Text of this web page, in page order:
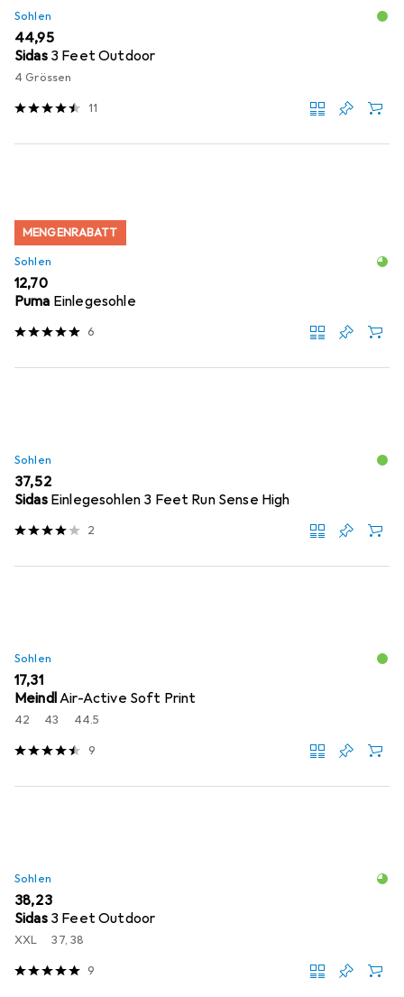
Sohlen
EUR
44,95
Sidas 3 Feet Outdoor
4 Grössen
11
MENGENRABATT
Sohlen
EUR
12,70
Puma Einlegesohle
6
Sohlen
EUR
37,52
Sidas Einlegesohlen 3 Feet Run Sense High
2
Sohlen
EUR
17,31
MeindlAir-Active Soft Print
42 43 44.5
9
Sohlen
EUR
38,23
Sidas 3 Feet Outdoor
XXL 37, 38
9